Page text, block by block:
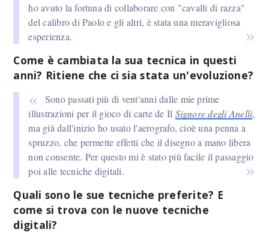
ho avuto la fortuna di collaborare con "cavalli di razza"
del calibro di Paolo e gli altri, è stata una meravigliosa
esperienza.
Come è cambiata la sua tecnica in questi
anni? Ritiene che ci sia stata un'evoluzione?
Sono passati più di vent'anni dalle mie prime
illustrazioni per il gioco di carte de Il Signore degli Anelli,
ma già dall'inizio ho usato l'aerografo, cioè una penna a
spruzzo, che permette effetti che il disegno a mano libera
non consente. Per questo mi è stato più facile il passaggio
poi alle tecniche digitali.
Quali sono le sue tecniche preferite? E
come si trova con le nuove tecniche
digitali?